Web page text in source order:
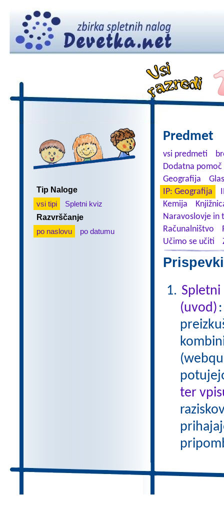
Tip Naloge
vsi tipi
Spletni kviz
Razvrščanje
po naslovu
po datumu
Predmet
vsi predmeti
Dodatna
Geografija
IP: Geografija
Kemija
Naravoslovje in
Računalništvo
Učimo se učiti
(uvod)
ter